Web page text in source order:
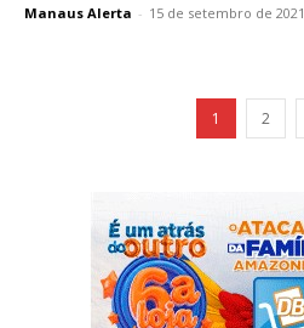
Manaus Alerta - 15 de setembro de 2021
1 2